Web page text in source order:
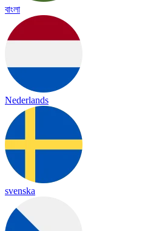
বাংলা
Nederlands
svenska